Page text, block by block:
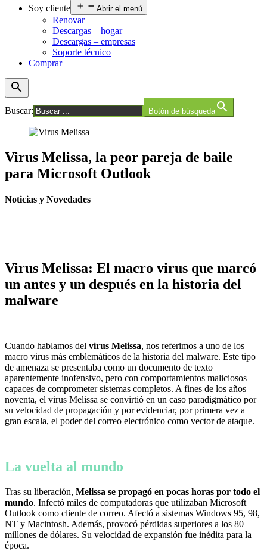
Soy cliente
Abrir el menú
Renovar
Descargas – hogar
Descargas – empresas
Soporte técnico
Comprar
Buscar: Botón de búsqueda
Virus Melissa, la peor pareja de baile
para Microsoft Outlook
Noticias y Novedades
Virus Melissa: El macro virus que marcó
un antes y un después en la historia del
malware
Cuando hablamos del virus Melissa, nos referimos a uno de los
macro virus más emblemáticos de la historia del malware. Este tipo
de amenaza se presentaba como un documento de texto
aparentemente inofensivo, pero con comportamientos maliciosos
capaces de comprometer sistemas completos. A fines de los años
noventa, el virus Melissa se convirtió en un caso paradigmático por
su velocidad de propagación y por evidenciar, por primera vez a
gran escala, el poder del correo electrónico como vector de ataque.
La vuelta al mundo
Tras su liberación, Melissa se propagó en pocas horas por todo el
mundo. Infectó miles de computadoras que utilizaban Microsoft
Outlook como cliente de correo. Afectó a sistemas Windows 95, 98,
NT y Macintosh. Además, provocó pérdidas superiores a los 80
millones de dólares. Su velocidad de expansión fue inédita para la
época.